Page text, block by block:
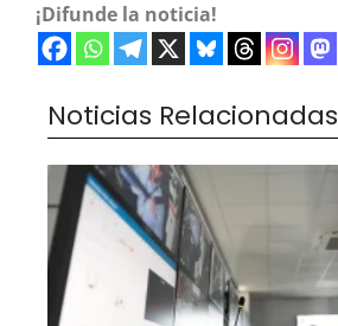
¡Difunde la noticia!
Noticias Relacionadas